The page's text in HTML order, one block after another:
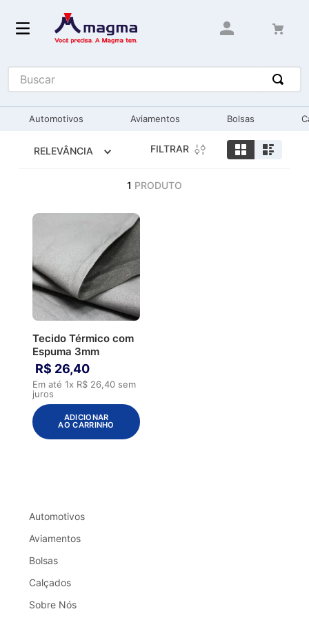
Buscar
Automotivos Aviamentos Bolsas
RELEVÂNCIA FILTRAR
1 PRODUTO
Tecido Térmico com
Espuma 3mm
R$ 26,40
Em até1x R$ 26,40 sem
juros
ADICIONAR
AO CARRINHO
Automotivos
Aviamentos
Bolsas
Calçados
Sobre Nós